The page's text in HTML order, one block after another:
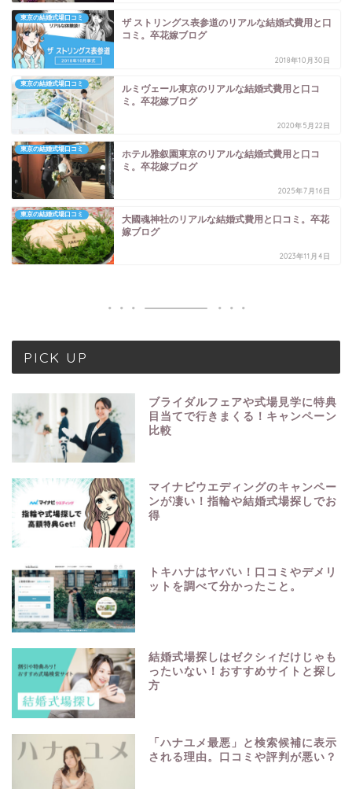
東京の結婚式場口コミ
ザ ストリングス表参道のリアルな結婚式費用と口
コミ。卒花嫁ブログ
2018年10月30日
東京の結婚式場口コミ
ルミヴェール東京のリアルな結婚式費用と口コ
ミ。卒花嫁ブログ
2020年5月22日
東京の結婚式場口コミ
ホテル雅叙園東京のリアルな結婚式費用と口コ
ミ。卒花嫁ブログ
2025年7月16日
東京の結婚式場口コミ
大國魂神社のリアルな結婚式費用と口コミ。卒花
嫁ブログ
2023年11月4日
PICK UP
ブライダルフェアや式場見学に特典
目当てで行きまくる！キャンペーン
比較
マイナビウエディングのキャンペー
ンが凄い！指輪や結婚式場探しでお
得
トキハナはヤバい！口コミやデメリ
ットを調べて分かったこと。
結婚式場探しはゼクシィだけじゃも
ったいない！おすすめサイトと探し
方
「ハナユメ最悪」と検索候補に表示
される理由。口コミや評判が悪い？